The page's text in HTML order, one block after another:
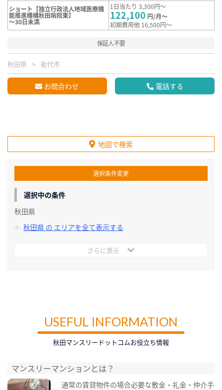
ショート【独立行政法人地域医療機
能推進機構秋田病院東】
～30日未満
1日当たり 3,300円～
122,100 円/月～
初期費用他 16,500円～
保証人不要
秋田県 能代市
お問合わせ 電話する
地図で検索
選択条件変更
選択中の条件
秋田県
秋田県 の エリアを全て表示する
さらに表示
USEFUL INFORMATION
秋田マンスリードットコムお役立ち情報
マンスリーマンションとは？
通常の賃貸物件の場合必要な敷金・礼金・仲介手